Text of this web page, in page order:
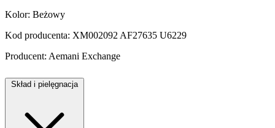
Kolor: Beżowy
Kod producenta: XM002092 AF27635 U6229
Producent: Aemani Exchange
Skład i pielęgnacja